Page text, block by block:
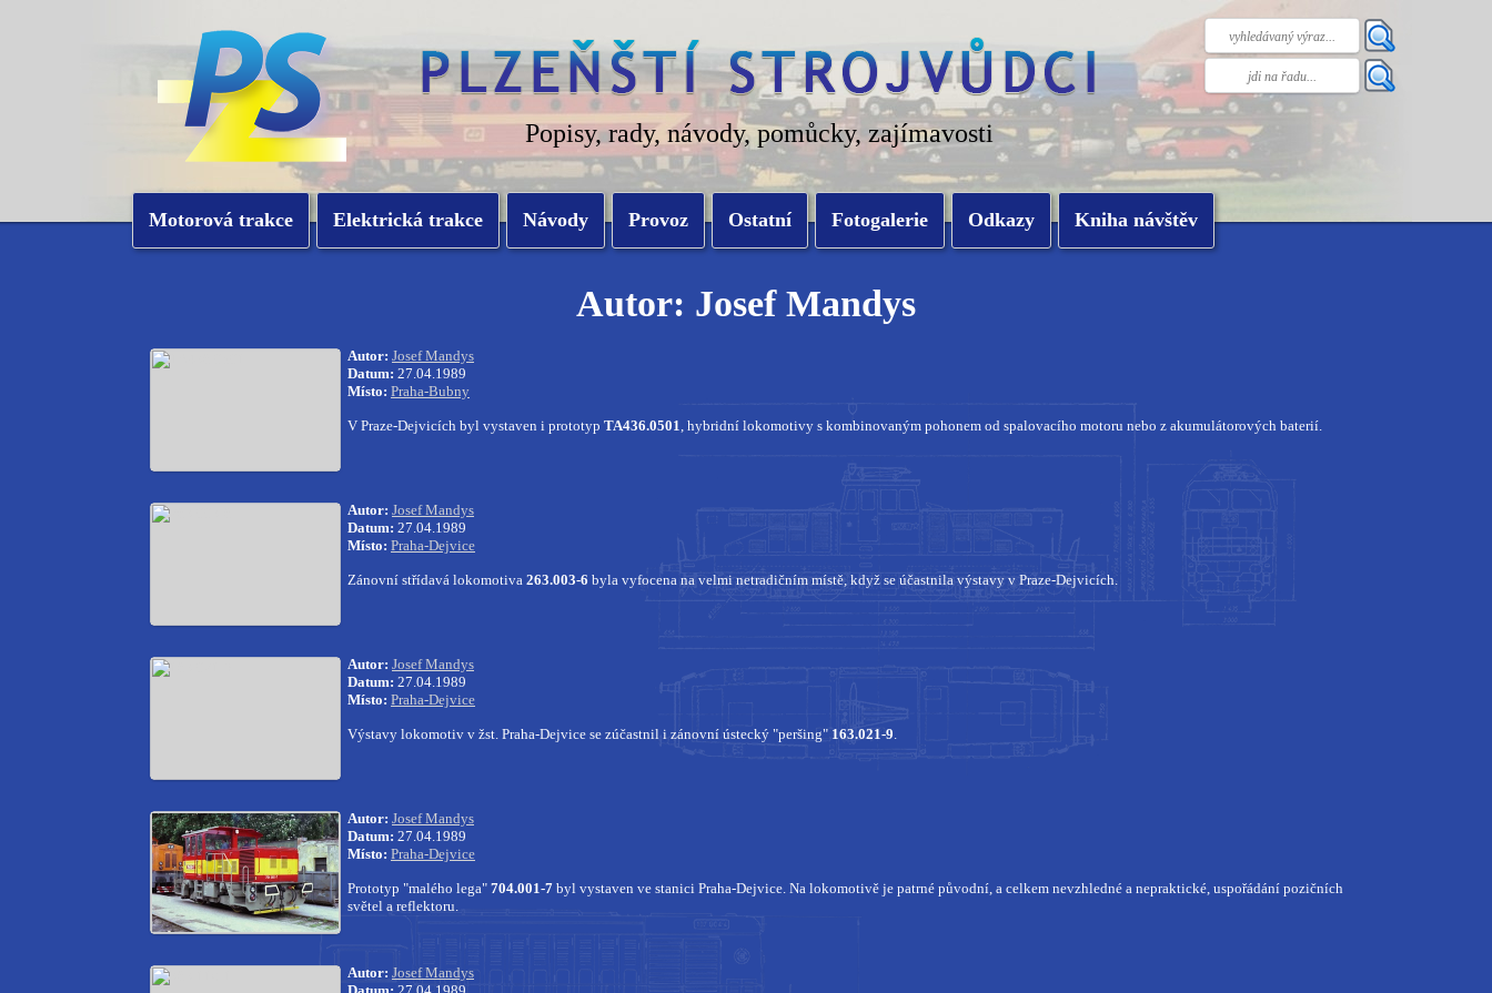
Popisy, rady, návody, pomůcky, zajímavosti
Motorová trakce Elektrická trakce Návody Provoz Ostatní Fotogalerie Odkazy Kniha návštěv
Autor: Josef Mandys
Autor: Josef Mandys
Datum: 27.04.1989
Místo: Praha-Bubny
V Praze-Dejvicích byl vystaven i prototyp TA436.0501, hybridní lokomotivy s kombinovaným pohonem od spalovacího motoru nebo z akumulátorových baterií.
Autor: Josef Mandys
Datum: 27.04.1989
Místo: Praha-Dejvice
Zánovní střídavá lokomotiva 263.003-6 byla vyfocena na velmi netradičním místě, když se účastnila výstavy v Praze-Dejvicích.
Autor: Josef Mandys
Datum: 27.04.1989
Místo: Praha-Dejvice
Výstavy lokomotiv v žst. Praha-Dejvice se zúčastnil i zánovní ústecký "peršing" 163.021-9.
Autor: Josef Mandys
Datum: 27.04.1989
Místo: Praha-Dejvice
Prototyp "malého lega" 704.001-7 byl vystaven ve stanici Praha-Dejvice. Na lokomotivě je patrné původní, a celkem nevzhledné a nepraktické, uspořádání pozičních
světel a reflektoru.
Autor: Josef Mandys